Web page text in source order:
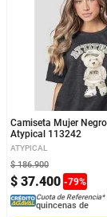
Camiseta Mujer
Atypical 113242
ATYPICAL
$ 37.400 -79%
$ 186.900
Cuota de Referencia*
quincenas de